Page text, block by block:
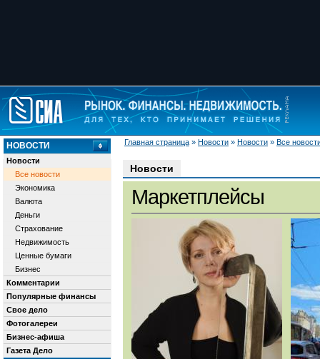
Главная страница » Новости » Новости » Все
НОВОСТИ
Новости
Все новости
Экономика
Валюта
Деньги
Страхование
Недвижимость
Ценные бумаги
Бизнес
Комментарии
Популярные финансы
Свое дело
Фотогалереи
Бизнес-афиша
Газета Дело
Новости
Маркетплейсы